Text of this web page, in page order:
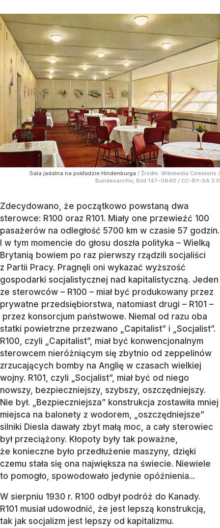
Sala jadalna na pokładzie Hindenburga / Źródło: Wikimedia Commons /
Bundesarchiv, Bild 147-0640 / CC-BY-SA 3.0
Zdecydowano, że początkowo powstaną dwa
sterowce: R100 oraz R101. Miały one przewieźć 100
pasażerów na odległość 5700 km w czasie 57 godzin.
I w tym momencie do głosu doszła polityka – Wielką
Brytanią bowiem po raz pierwszy rządzili socjaliści
z Partii Pracy. Pragnęli oni wykazać wyższość
gospodarki socjalistycznej nad kapitalistyczną. Jeden
ze sterowców – R100 – miał być produkowany przez
prywatne przedsiębiorstwa, natomiast drugi – R101 –
przez konsorcjum państwowe. Niemal od razu oba
statki powietrzne przezwano „Capitalist” i „Socjalist”.
R100, czyli „Capitalist”, miał być konwencjonalnym
sterowcem nieróżniącym się zbytnio od zeppelinów
zrzucających bomby na Anglię w czasach wielkiej
wojny. R101, czyli „Socjalist”, miał być od niego
nowszy, bezpieczniejszy, szybszy, oszczędniejszy.
Nie był. „Bezpieczniejsza” konstrukcja zostawiła mniej
miejsca na balonety z wodorem, „oszczędniejsze”
silniki Diesla dawały zbyt małą moc, a cały sterowiec
był przeciążony. Kłopoty były tak poważne,
że konieczne było przedłużenie maszyny, dzięki
czemu stała się ona największa na świecie. Niewiele
to pomogło, spowodowało jedynie opóźnienia...
W sierpniu 1930 r. R100 odbył podróż do Kanady.
R101 musiał udowodnić, że jest lepszą konstrukcją,
tak jak socjalizm jest lepszy od kapitalizmu.